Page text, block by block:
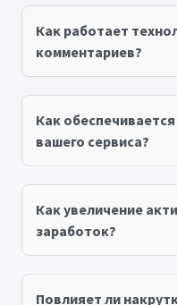
Как работает
комментариев?
Как
вашего сервиса?
Как увеличение
заработок?
Повлияет ли